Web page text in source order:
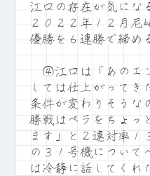
江口の存在が気にな
２０２２年１２月尼
優勝を６連勝で締め
④江口は「あのエ
しては仕上がってき
条件が変わりそうな
勝戦はペラをちょっ
ます」と２連対率１
の３１号機について
は冷静に話してくれ